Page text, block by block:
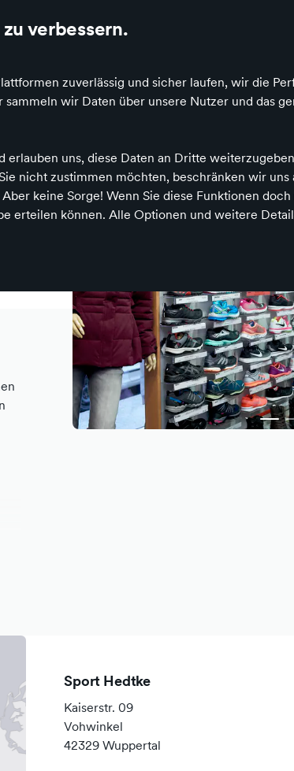
verbessern.
zuverlässig und sicher laufen, wir die
wir Daten über unsere Nutzer und das
uns, diese Daten an Dritte
nicht zustimmen möchten, beschränken wir
keine Sorge! Wenn Sie diese Funktionen
erteilen können. Alle Optionen und weitere
Sport Hedtke
Kaiserstr. 09
Vohwinkel
42329 Wuppertal